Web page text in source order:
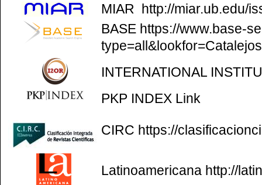
MIAR
http://miar.ub.edu/
BASE https://www.base-
INTERNATIONAL
PKP INDEX Link
CIRC https://
Latinoamericana http://